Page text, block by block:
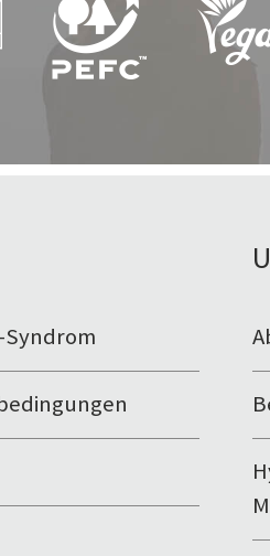
Syndrom